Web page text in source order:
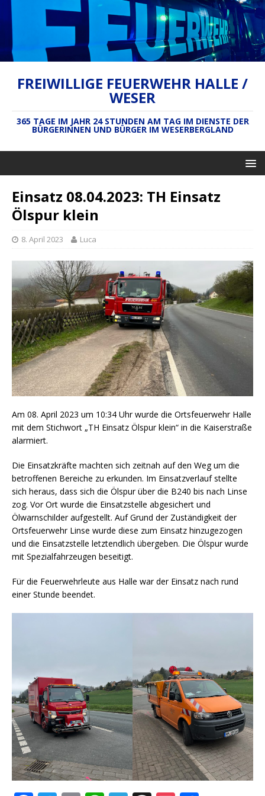
FREIWILLIGE FEUERWEHR HALLE /
WESER
365 TAGE IM JAHR 24 STUNDEN AM TAG IM DIENSTE DER
BÜRGERINNEN UND BÜRGER IM WESERBERGLAND
Einsatz 08.04.2023: TH Einsatz
Ölspur klein
8. April 2023 Luca
Am 08. April 2023 um 10:34 Uhr wurde die Ortsfeuerwehr Halle
mit dem Stichwort „TH Einsatz Ölspur klein“ in die Kaiserstraße
alarmiert.
Die Einsatzkräfte machten sich zeitnah auf den Weg um die
betroffenen Bereiche zu erkunden. Im Einsatzverlauf stellte
sich heraus, dass sich die Ölspur über die B240 bis nach Linse
zog. Vor Ort wurde die Einsatzstelle abgesichert und
Ölwarnschilder aufgestellt. Auf Grund der Zuständigkeit der
Ortsfeuerwehr Linse wurde diese zum Einsatz hinzugezogen
und die Einsatzstelle letztendlich übergeben. Die Ölspur wurde
mit Spezialfahrzeugen beseitigt.
Für die Feuerwehrleute aus Halle war der Einsatz nach rund
einer Stunde beendet.